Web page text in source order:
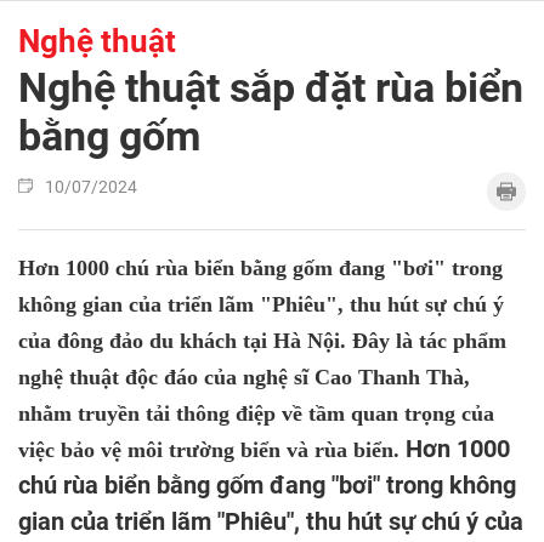
Nghệ thuật
Nghệ thuật sắp đặt rùa biển
bằng gốm
10/07/2024
Hơn 1000 chú rùa biển bằng gốm đang "bơi" trong
không gian của triển lãm "Phiêu", thu hút sự chú ý
của đông đảo du khách tại Hà Nội. Đây là tác phẩm
nghệ thuật độc đáo của nghệ sĩ Cao Thanh Thà,
nhằm truyền tải thông điệp về tầm quan trọng của
việc bảo vệ môi trường biển và rùa biển. Hơn 1000
chú rùa biển bằng gốm đang "bơi" trong không
gian của triển lãm "Phiêu", thu hút sự chú ý của